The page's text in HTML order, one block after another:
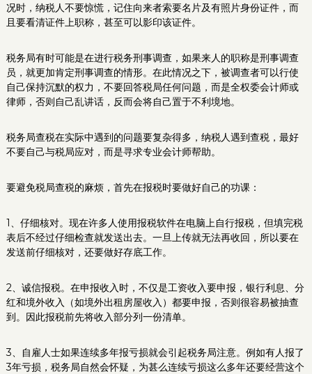
况时，纳税人不要惊慌，记住向来者索要名片及有照片身份证件，而
且要看清证件上职称，甚至可以影印该证件。
税务局有时可能是在进行税务刑事调查，如果来人的职称是刑事调查
员，就更加肯定刑事调查的情形。在此情况之下，被调查者可以行使
自己保持沉默的权力，不要回答税局任何问题，而是全权委会计师或
律师，否则自己乱讲话，反而会将自己置于不利境地。
税务局查税在实际中遇到的问题要复杂得多，纳税人遇到查税，最好
不要自己与税局应对，而是寻求专业会计师帮助。
要避免税局查税的麻烦，首先在报税时要做好自己的功课：
1、仔细核对。现在许多人使用报税软件在电脑上自行报税，但填完税
表后不经过仔细检查就发送出去。一旦上传就无法再收回，所以要在
发送前仔细核对，还要做好存底工作。
2、诚信报税。在申报收入时，不仅是工资收入要申报，银行利息、分
红和境外收入（如境外出租房屋收入）都要申报，否则很容易被抽查
到。因此报税前先将收入部分列一份清单。
3、自雇人士如果连续多年报亏损就会引起税务局注意。例如有人报了
3年亏损，税务局自然会怀疑，为甚么连续亏损这么多年还要经营这个